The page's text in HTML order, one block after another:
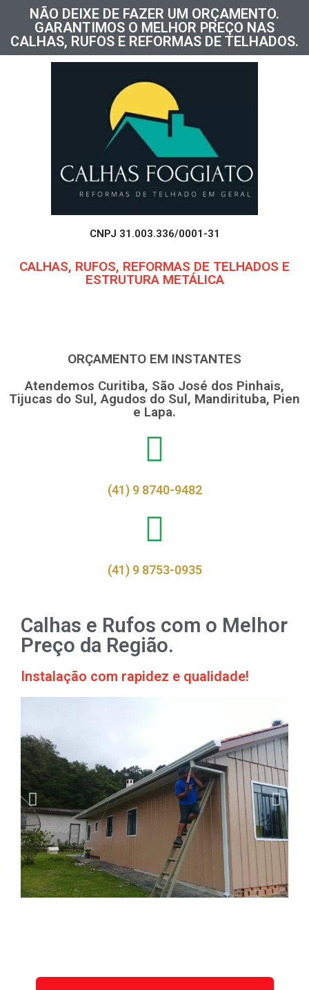
NÃO DEIXE DE FAZER UM ORÇAMENTO.
GARANTIMOS O MELHOR PREÇO NAS
CALHAS, RUFOS E REFORMAS DE TELHADOS.
CNPJ 31.003.336/0001-31
CALHAS, RUFOS, REFORMAS DE TELHADOS E
ESTRUTURA METÁLICA
ORÇAMENTO EM INSTANTES
Atendemos Curitiba, São José dos Pinhais,
Tijucas do Sul, Agudos do Sul, Mandirituba, Pien
e Lapa.
(41) 9 8740-9482
(41) 9 8753-0935
Calhas e Rufos com o Melhor
Preço da Região.
Instalação com rapidez e qualidade!